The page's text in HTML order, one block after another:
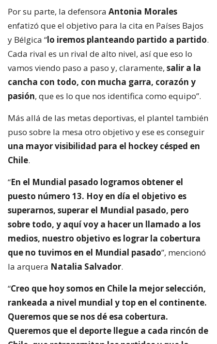
Por su parte, la defensora Antonia Morales
enfatizó que el objetivo para la cita en Países Bajos
y Bélgica “lo iremos planteando partido a partido.
Cada rival es un rival de alto nivel, así que eso lo
vamos viendo paso a paso y, claramente, salir a la
cancha con todo, con mucha garra, corazón y
pasión, que es lo que nos identifica como equipo”.
Más allá de las metas deportivas, el plantel también
puso sobre la mesa otro objetivo y ese es conseguir
una mayor visibilidad para el hockey césped en
Chile.
“En el Mundial pasado logramos obtener el
puesto número 13. Hoy en día el objetivo es
superarnos, superar el Mundial pasado, pero
sobre todo, y aquí voy a hacer un llamado a los
medios, nuestro objetivo es lograr la cobertura
que no tuvimos en el Mundial pasado”, mencionó
la arquera Natalia Salvador.
“Creo que hoy somos en Chile la mejor selección,
rankeada a nivel mundial y top en el continente.
Queremos que se nos dé esa cobertura.
Queremos que el deporte llegue a cada rincón de